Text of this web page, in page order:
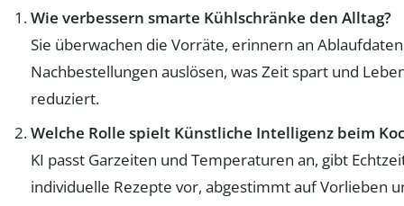
Wie verbessern smarte Kühlschränke den Alltag?
Sie überwachen die Vorräte, erinnern an
Nachbestellungen auslösen, was Zeit spart und
reduziert.
Welche Rolle spielt Künstliche Intelligenz beim
KI passt Garzeiten und Temperaturen an, gibt
individuelle Rezepte vor, abgestimmt auf Vorlieben